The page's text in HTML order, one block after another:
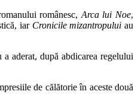
românesc, Arca lui Noe,
iarCronicile mizantropuluiau
aderat, după abdicarea regelului
de călătorie în aceste două